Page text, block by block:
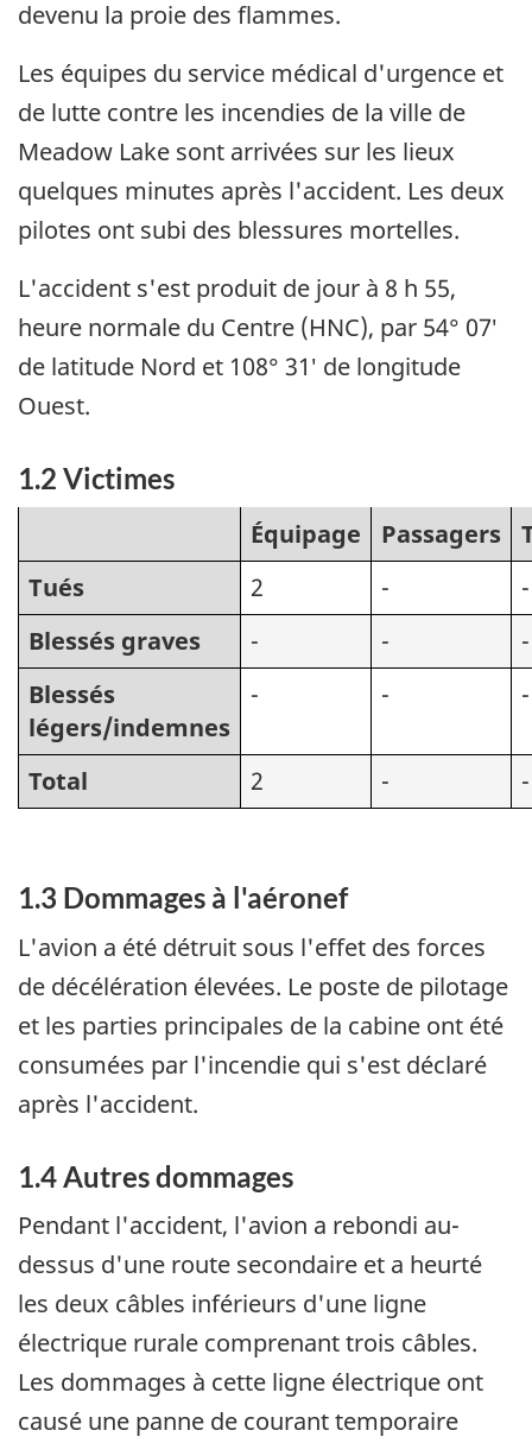
devenu la proie des flammes.
Les équipes du service médical d'urgence et
de lutte contre les incendies de la ville de
Meadow Lake sont arrivées sur les lieux
quelques minutes après l'accident. Les deux
pilotes ont subi des blessures mortelles.
L'accident s'est produit de jour à 8 h 55,
heure normale du Centre (HNC), par 54° 07′
de latitude Nord et 108° 31′ de longitude
Ouest.
1.2 Victimes
Équipage Passagers
Tués
2 -
-
Blessés graves
- -
-
Blessés
légers/indemnes
- - -
Total 2 - -
1.3 Dommages à l'aéronef
L'avion a été détruit sous l'effet des forces
de décélération élevées. Le poste de pilotage
et les parties principales de la cabine ont été
consumées par l'incendie qui s'est déclaré
après l'accident.
1.4 Autres dommages
Pendant l'accident, l'avion a rebondi au-
dessus d'une route secondaire et a heurté
les deux câbles inférieurs d'une ligne
électrique rurale comprenant trois câbles.
Les dommages à cette ligne électrique ont
causé une panne de courant temporaire